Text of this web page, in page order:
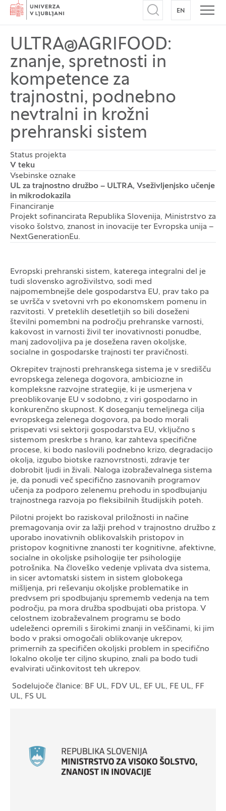
Domov
Odpri iskalnik
EN NA
ULTRA@AGRIFOOD:
znanje, spretnosti in
kompetence za
trajnostni, podnebno
nevtralni in krožni
prehranski sistem
Status projekta
V teku
Vsebinske oznake
UL za trajnostno družbo – ULTRA, Vseživljenjsko učenje
in mikrodokazila
Financiranje
Projekt sofinancirata Republika Slovenija, Ministrstvo za
visoko šolstvo, znanost in inovacije ter Evropska unija –
NextGenerationEu.
Evropski prehranski sistem, katerega integralni del je
tudi slovensko agroživilstvo, sodi med
najpomembnejše dele gospodarstva EU, prav tako pa
se uvršča v svetovni vrh po ekonomskem pomenu in
razvitosti. V preteklih desetletjih so bili doseženi
številni pomembni na področju prehranske varnosti,
kakovost in varnosti živil ter inovativnosti ponudbe,
manj zadovoljiva pa je dosežena raven okoljske,
socialne in gospodarske trajnosti ter pravičnosti.
Okrepitev trajnosti prehranskega sistema je v središču
evropskega zelenega dogovora, ambiciozne in
kompleksne razvojne strategije, ki je usmerjena v
preoblikovanje EU v sodobno, z viri gospodarno in
konkurenčno skupnost. K doseganju temeljnega cilja
evropskega zelenega dogovora, pa bodo morali
prispevati vsi sektorji gospodarstva EU, vključno s
sistemom preskrbe s hrano, kar zahteva specifične
procese, ki bodo naslovili podnebno krizo, degradacijo
okolja, izgubo biotske raznovrstnosti, zdravje ter
dobrobit ljudi in živali. Naloga izobraževalnega sistema
je, da ponudi več specifično zasnovanih programov
učenja za podporo zelenemu prehodu in spodbujanju
trajnostnega razvoja po fleksibilnih študijskih poteh.
Pilotni projekt bo raziskoval priložnosti in načine
premagovanja ovir za lažji prehod v trajnostno družbo z
uporabo inovativnih oblikovalskih pristopov in
pristopov kognitivne znanosti ter kognitivne, afektivne,
socialne in okoljske psihologije ter psihologije
potrošnika. Na človeško vedenje vplivata dva sistema,
in sicer avtomatski sistem in sistem globokega
mišljenja, pri reševanju okoljske problematike in
predvsem pri spodbujanju sprememb vedenja na tem
področju, pa mora družba spodbujati oba pristopa. V
celostnem izobraževalnem programu se bodo
udeleženci opremili s širokimi znanji in veščinami, ki jim
bodo v praksi omogočali oblikovanje ukrepov,
primernih za specifičen okoljski problem in specifično
lokalno okolje ter ciljno skupino, znali pa bodo tudi
evalvirati učinkovitost teh ukrepov.
Sodelujoče članice: BF UL, FDV UL, EF UL, FE UL, FF
UL, FS UL